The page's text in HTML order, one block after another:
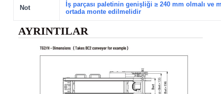
Not
İş parçası paletinin genişliği ≥ 240 mm olmalı ve
ortada monte edilmelidir
AYRINTILAR